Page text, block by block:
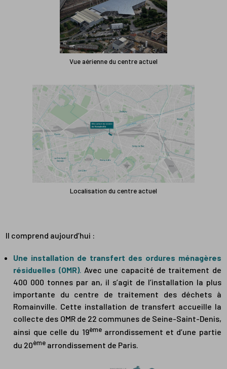
Vue aérienne du centre actuel
Localisation du centre actuel
Il comprend aujourd’hui :
Une installation de transfert des ordures ménagères
résiduelles (OMR). Avec une capacité de traitement de
400 000 tonnes par an, il s’agit de l’installation la plus
importante du centre de traitement des déchets à
Romainville. Cette installation de transfert accueille la
collecte des OMR de 22 communes de Seine-Saint-Denis,
ainsi que celle du 19èmearrondissement et d’une partie
du 20ème arrondissement de Paris.